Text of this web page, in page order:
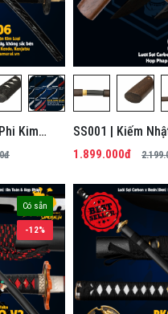
Kim
SS001 | Kiếm
Tổng Hợp
1.899.000đ
Có sẵn
-12%